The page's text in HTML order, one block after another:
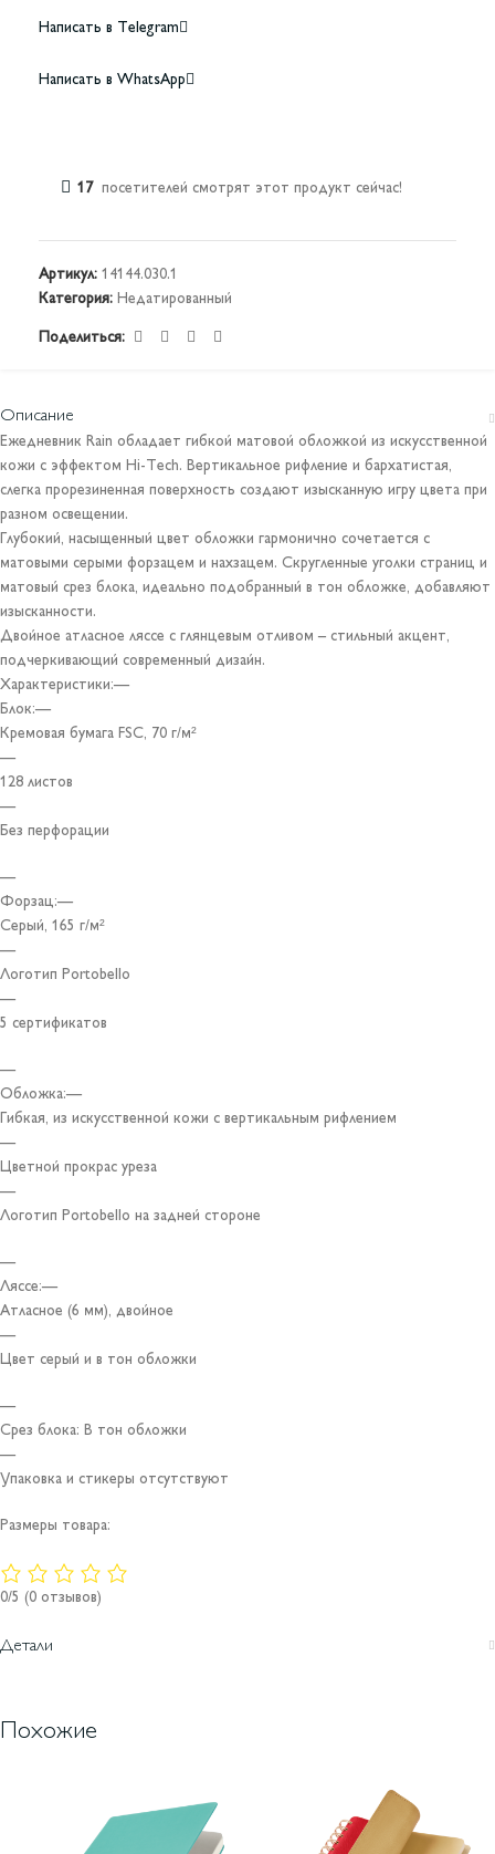
Написать в Telegram
Написать в WhatsApp
17 посетителей смотрят этот продукт сейчас!
Артикул: 14144.030.1
Категория: Недатированный
Поделиться:
Описание
Ежедневник Rain обладает гибкой матовой обложкой из искусственной
кожи с эффектом Hi-Tech. Вертикальное рифление и бархатистая,
слегка прорезиненная поверхность создают изысканную игру цвета при
разном освещении.
Глубокий, насыщенный цвет обложки гармонично сочетается с
матовыми серыми форзацем и нахзацем. Скругленные уголки страниц и
матовый срез блока, идеально подобранный в тон обложке, добавляют
изысканности.
Двойное атласное ляссе с глянцевым отливом – стильный акцент,
подчеркивающий современный дизайн.
Характеристики:—
Блок:—
Кремовая бумага FSC, 70 г/м²
—
128 листов
—
Без перфорации
—
Форзац:—
Серый, 165 г/м²
—
Логотип Portobello
—
5 сертификатов
—
Обложка:—
Гибкая, из искусственной кожи с вертикальным рифлением
—
Цветной прокрас уреза
—
Логотип Portobello на задней стороне
—
Ляссе:—
Атласное (6 мм), двойное
—
Цвет серый и в тон обложки
—
Срез блока: В тон обложки
—
Упаковка и стикеры отсутствуют
Размеры товара:
0/5 (0 отзывов)
Детали
Похожие